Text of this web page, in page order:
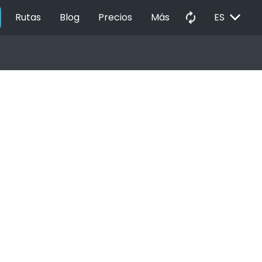
Rutas Blog Precios Más autorenew ES EXPAND_MORE